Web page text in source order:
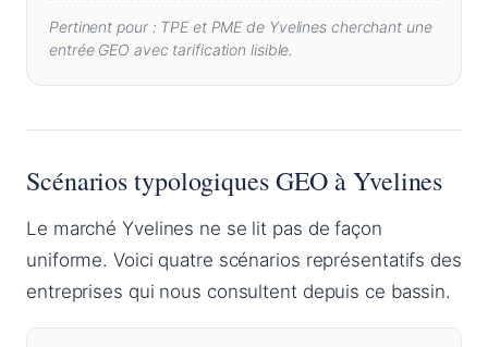
Pertinent pour : TPE et PME de Yvelines cherchant une
entrée GEO avec tarification lisible.
Scénarios typologiques GEO à Yvelines
Le marché Yvelines ne se lit pas de façon
uniforme. Voici quatre scénarios représentatifs des
entreprises qui nous consultent depuis ce bassin.